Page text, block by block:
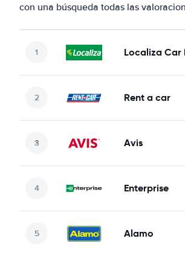
con una búsqueda todas las
Localiza Car
Rent a car
Avis
Enterprise
Alamo